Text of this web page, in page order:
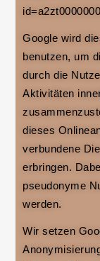
Google wird
benutzen, um
durch die
Aktivitäten
dieses
verbundene
erbringen.
pseudonyme
werden.
Wir setzen